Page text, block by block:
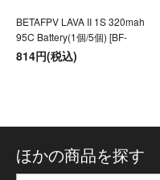
BETAFPV LAVA II 1S 320mah
95C Battery(1個/5個) [BF-
814円(税込)
ほかの商品を探す